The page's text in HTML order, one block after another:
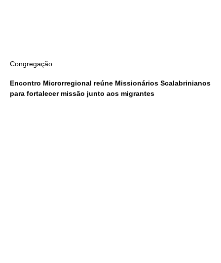
Congregação
Encontro Microrregional reúne Missionários Scalabrinianos
para fortalecer missão junto aos migrantes